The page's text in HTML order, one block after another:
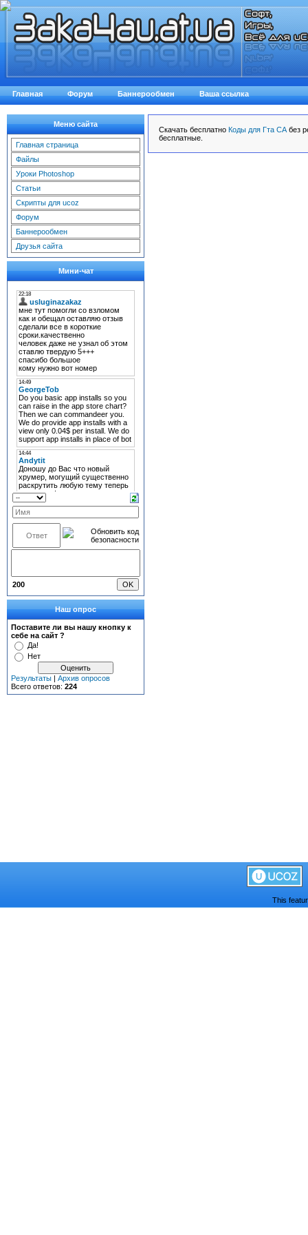
Главная Форум Баннерообмен Ваша ссылка
Меню сайта
Главная страница
Файлы
Уроки Photoshop
Статьи
Скрипты для ucoz
Форум
Баннерообмен
Друзья сайта
Мини-чат
200
Наш опрос
Поставите ли вы нашу кнопку к
себе на сайт ?
Да!
Нет
Результаты | Архив опросов
Всего ответов: 224
Скачать бесплатно Коды для Гта СА без
бесплатные.
This